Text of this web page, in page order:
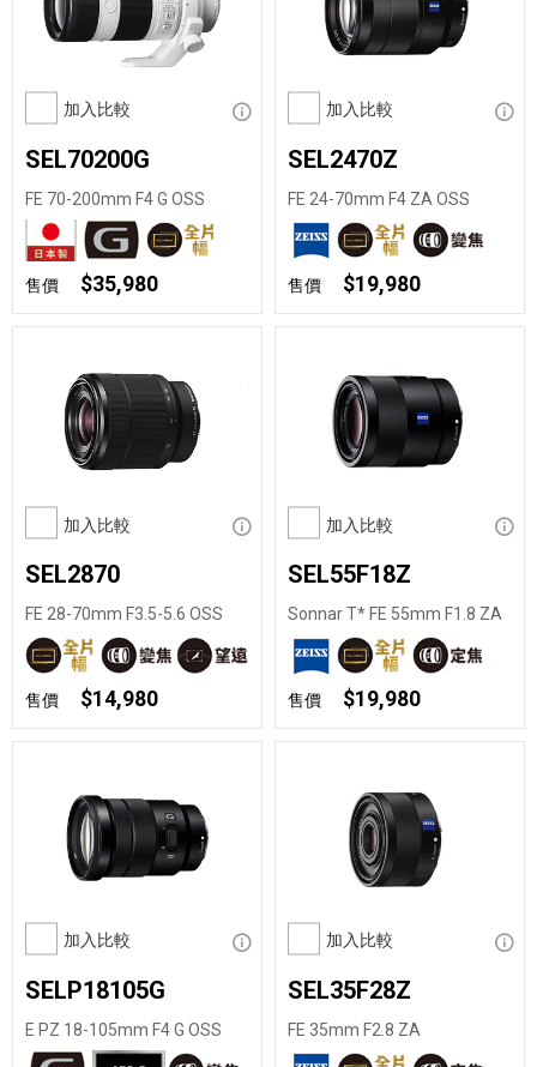
加入比較 顯示資訊
SEL70200G
FE 70-200mm F4 G OSS
售價 $35,980
加入比較 顯示
SEL2470Z
FE 24-70mm F4 ZA OSS
售價 $19,980
加入比較 顯示資訊
SEL2870
FE 28-70mm F3.5-5.6 OSS
售價 $14,980
加入比較 顯示
SEL55F18Z
Sonnar T* FE 55mm F1.8 ZA
售價 $19,980
加入比較 顯示資訊
SELP18105G
E PZ 18-105mm F4 G OSS
加入比較 顯示
SEL35F28Z
FE 35mm F2.8 ZA